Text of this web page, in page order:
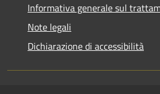
Informativa generale sul
Note legali
Dichiarazione di accessibilità